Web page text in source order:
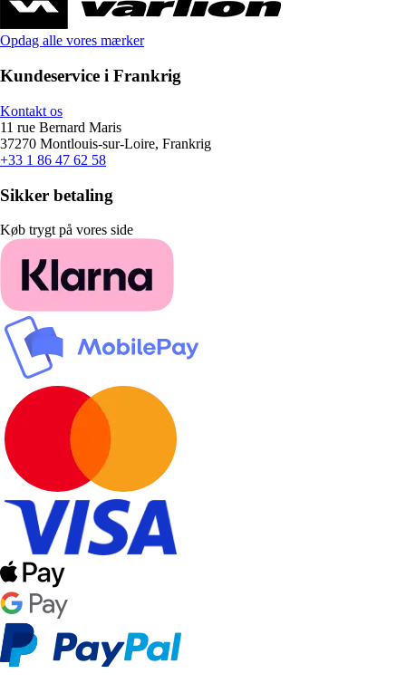
Opdag alle vores mærker
Kundeservice i Frankrig
Kontakt os
11 rue Bernard Maris
37270 Montlouis-sur-Loire, Frankrig
+33 1 86 47 62 58
Sikker betaling
Køb trygt på vores side